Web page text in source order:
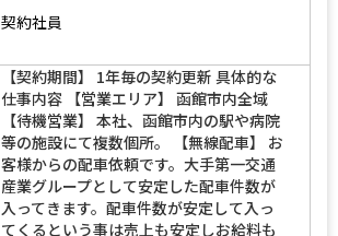
契約社員
【契約期間】 1年毎の契約更新 具体的な
仕事内容 【営業エリア】 函館市内全域
【待機営業】 本社、函館市内の駅や病院
等の施設にて複数個所。 【無線配車】 お
客様からの配車依頼です。大手第一交通
産業グループとして安定した配車件数が
入ってきます。配車件数が安定して入っ
てくるという事は売上も安定しお給料も